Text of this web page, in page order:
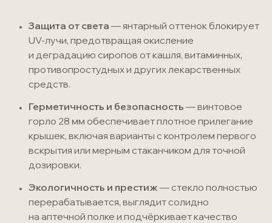
Защита от света — янтарный оттенок блокирует
UV-лучи, предотвращая окисление
и деградацию сиропов от кашля, витаминных,
противопростудных и других лекарственных
средств.
Герметичность и безопасность — винтовое
горло 28 мм обеспечивает плотное прилегание
крышек, включая варианты с контролем первого
вскрытия или мерным стаканчиком для точной
дозировки.
Экологичность и престиж — стекло полностью
перерабатывается, выглядит солидно
на аптечной полке и подчёркивает качество